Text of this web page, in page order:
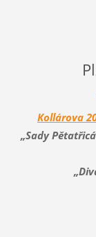
Kollárova
„Sady